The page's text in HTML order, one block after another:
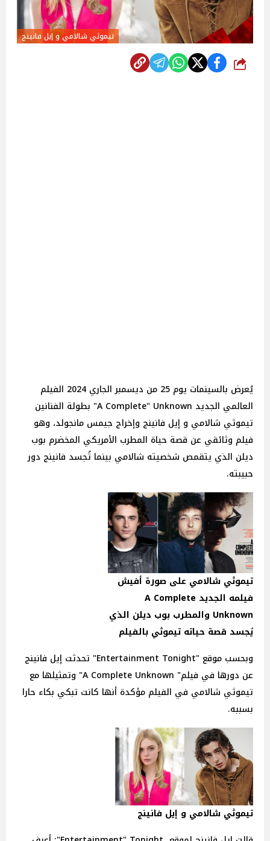
تيموثي شالامي و إيل فانينج
شارك
يُعرض بالسينمات يوم 25 من ديسمبر الجاري 2024 الفيلم
العالمي الجديد A Complete" Unknown" بطولة الفنانين
تيموثي شالامي و إيل فانينج وإخراج جيمس مانجولد، وهو
فيلم وثائقي عن قصة حياة المطرب الأمريكي المخضرم بوب
ديلن الذي يتقمص شخصيته شالامي بينما تُجسد فانينج دور
حبيبته.
تيموثي شالامي على صورة أفيش
فيلمه الجديد A Complete
Unknown والمطرب بوب ديلن الذي
يُجسد قصة حياته تيموثي بالفيلم
وبحسب موقع "Entertainment Tonight" تحدثت إيل فانينج
عن دورها في فيلم" A Complete Unknown" وتمثيلها مع
تيموثي شالامي في الفيلم مؤكدة أنها كانت تبكي بكاء حارا
بسببه.
تيموثي شالامي و إيل فانينج